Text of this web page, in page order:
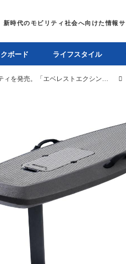
HOME
ボード ライフスタイル
Acalieが電動水上モビリティを発売。「エベレストエクシング」から3モデル